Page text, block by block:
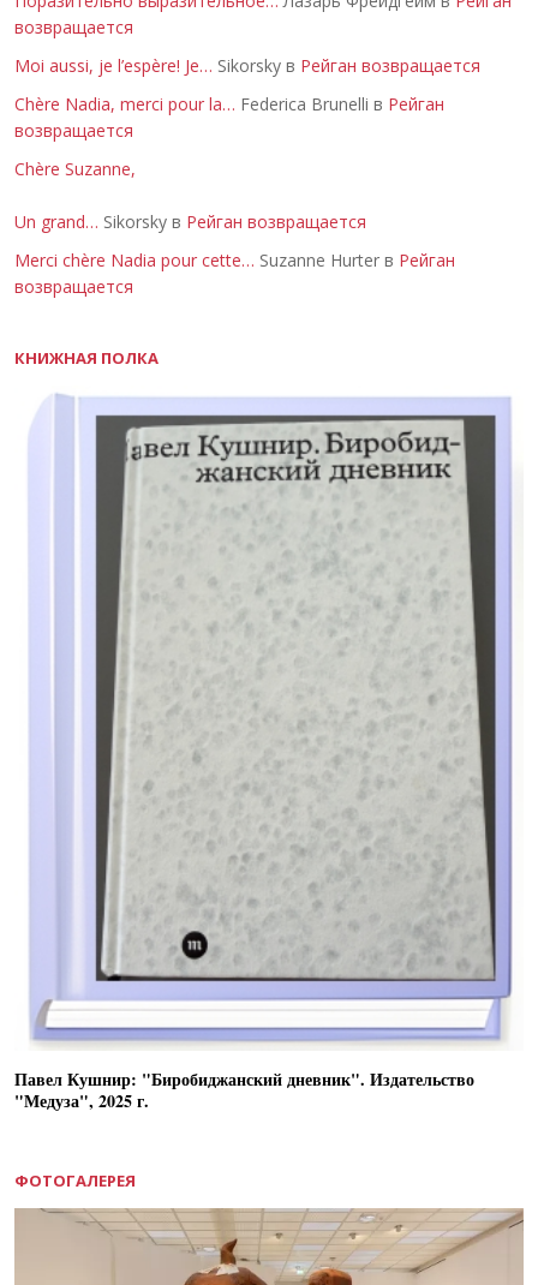
возвращается
Moi aussi, je l’espère! Je… Sikorsky в Рейган возвращается
Chère Nadia, merci pour la… Federica Brunelli в Рейган
возвращается
Chère Suzanne,
Un grand… Sikorsky в Рейган возвращается
Merci chère Nadia pour cette… Suzanne Hurter в Рейган
возвращается
КНИЖНАЯ ПОЛКА
Павел Кушнир: "Биробиджанский дневник". Издательство
"Медуза", 2025 г.
ФОТОГАЛЕРЕЯ